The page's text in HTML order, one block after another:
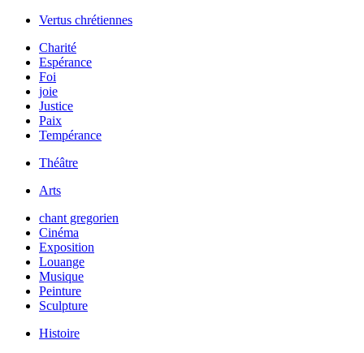
Vertus chrétiennes
Charité
Espérance
Foi
joie
Justice
Paix
Tempérance
Théâtre
Arts
chant gregorien
Cinéma
Exposition
Louange
Musique
Peinture
Sculpture
Histoire